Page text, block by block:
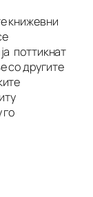
книжевни
поттикнат
со другите
го